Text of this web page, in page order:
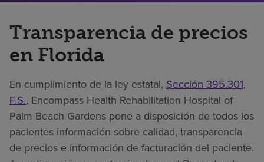
Transparencia de precios
en Florida
En cumplimiento de la ley estatal, Sección 395.301,
F.S., Encompass Health Rehabilitation Hospital of
Palm Beach Gardens pone a disposición de todos los
pacientes información sobre calidad, transparencia
de precios e información de facturación del paciente.